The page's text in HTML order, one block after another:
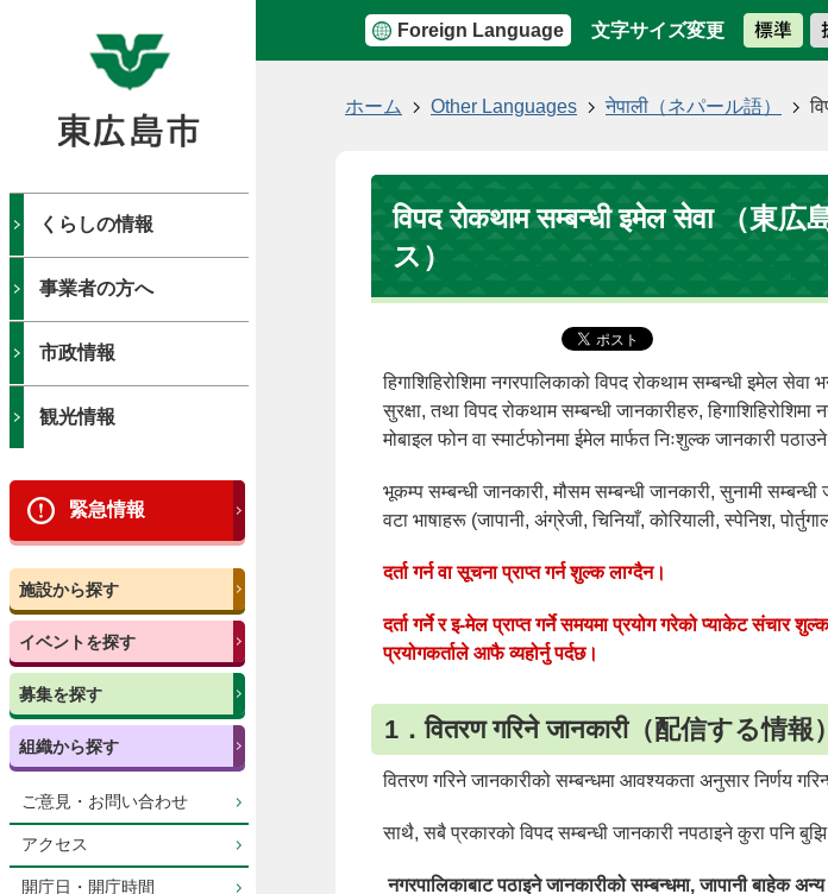
Foreign Language 文字サイズ変更
くらしの情報
事業者の方へ
市政情報
観光情報
緊急情報
施設から探す
イベントを探す
募集を探す
組織から探す
ご意見・お問い合わせ
アクセス
開庁日・開庁時間
ホーム Other Languages नेपाली（ネパール語）
विपद रोकथाम सम्बन्धी इमेल सेवा （東
ス）
हिगाशिहिरोशिमा नगरपालिकाको विपद रोकथाम सम्बन्धी इमेल
सुरक्षा, तथा विपद रोकथाम सम्बन्धी जानकारीहरु,
मोबाइल फोन वा स्मार्टफोनमा ईमेल मार्फत निःशुल्क जानकारी
भूकम्प सम्बन्धी जानकारी, मौसम सम्बन्धी जानकारी, सुनामी
वटा भाषाहरू (जापानी, अंग्रेजी, चिनियाँ, कोरियाली, स्पेनिश,
दर्ता गर्न वा सूचना प्राप्त गर्न शुल्क लाग्दैन।
दर्ता गर्ने र इ-मेल प्राप्त गर्ने समयमा प्रयोग गरेको प्याकेट संचार
प्रयोगकर्ताले आफै व्यहोर्नु पर्दछ।
1．वितरण गरिने जानकारी（配信する情報）
वितरण गरिने जानकारीको सम्बन्धमा आवश्यकता अनुसार निर्णय
साथै, सबै प्रकारको विपद सम्बन्धी जानकारी नपठाइने कुरा पनि बुझि
नगरपालिकाबाट पठाइने जानकारीको सम्बन्धमा, जापानी बाहेक